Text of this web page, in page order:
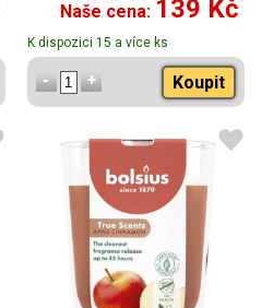
Naše cena: 139 Kč
K dispozici 15 a více ks
Koupit